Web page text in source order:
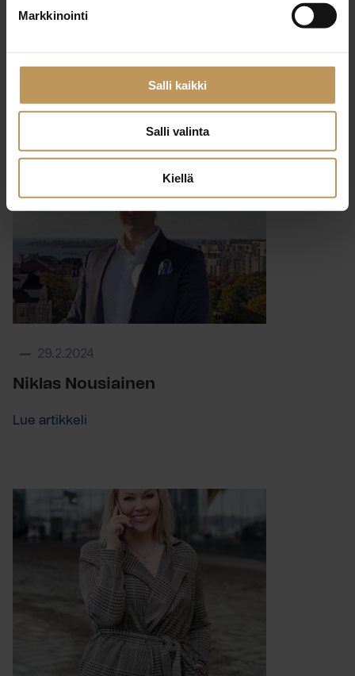
Markkinointi
Salli kaikki
Salli valinta
Kiellä
Nina Nykopp
29.2.2024
Niklas Nousiainen
Lue artikkeli